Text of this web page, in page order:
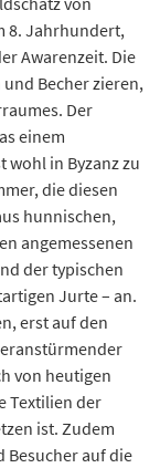
8. Jahrhundert,
Awarenzeit. Die
Becher zieren,
Der
einem
in Byzanz zu
die diesen
hunnischen,
angemessenen
der typischen
Jurte – an.
erst auf den
von heutigen
Textilien der
ist. Zudem
Besucher auf die